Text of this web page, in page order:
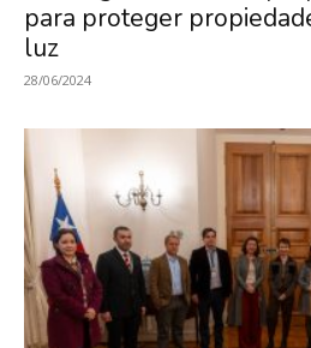
para proteger
luz
28/06/2024